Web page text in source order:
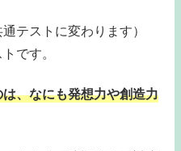
テストに変わります）
です。
、なにも発想力や創造力